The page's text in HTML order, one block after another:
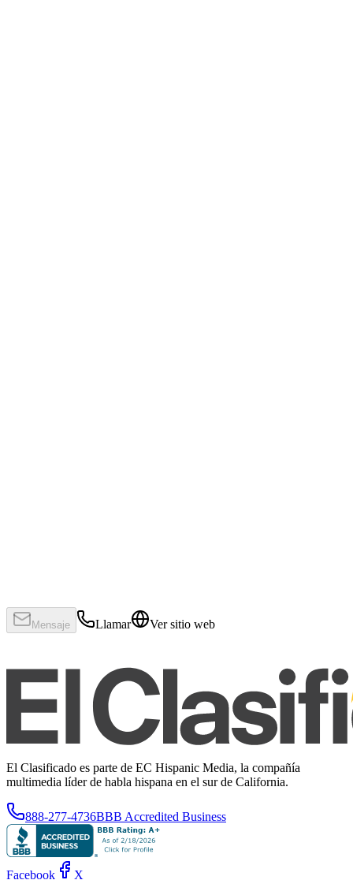
Mensaje Llamar Ver sitio web
El Clasificado es parte de EC Hispanic Media, la compañía
multimedia líder de habla hispana en el sur de California.
888-277-4736BBB Accredited Business
Facebook X